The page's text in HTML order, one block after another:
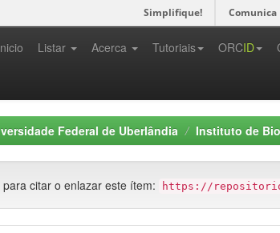
Simplifique! Comunica
Listar Acerca Tutoriais ORCID
Federal de Uberlândia Instituto de
citar o enlazar este ítem: https://